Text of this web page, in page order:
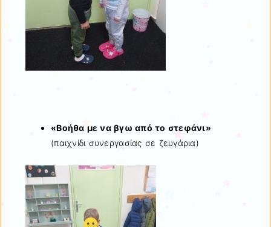
«Βοήθα με να βγω από το στεφάνι»
(παιχνίδι συνεργασίας σε ζευγάρια)